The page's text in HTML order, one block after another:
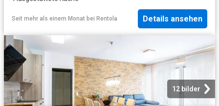
Seit mehr als einem Monat bei Rentola Details ansehen
12 bilder